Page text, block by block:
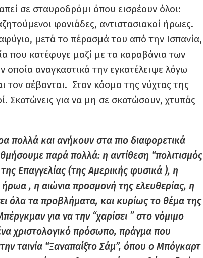
σε σταυροδρόμι όπου εισρέουν όλοι:
φονιάδες, αντιστασιακοί ήρωες.
μετά το πέρασμά του από την Ισπανία,
που κατέφυγε μαζί με τα καραβάνια των
αναγκαστικά την εγκατέλειψε λόγω
τον σέβονται. Στον κόσμο της νύχτας της
Σκοτώνεις για να μη σε σκοτώσουν, χτυπάς
πολλά και ανήκουν στα πιο διαφορετικά
παρά πολλά: η αντίθεση “πολιτισμός
Επαγγελίας (της Αμερικής φυσικά ), η
, η αιώνια προσμονή της ελευθερίας, η
όλα τα προβλήματα, και κυρίως το θέμα της
για να την “χαρίσει ” στο νόμιμο
χριστολογικό πρόσωπο, πράγμα που
ταινία “Ξαναπαίξτο Σάμ”, όπου ο Μπόγκαρτ